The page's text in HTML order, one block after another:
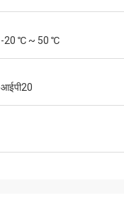
-20 ℃ ~ 50 ℃
आईपी20